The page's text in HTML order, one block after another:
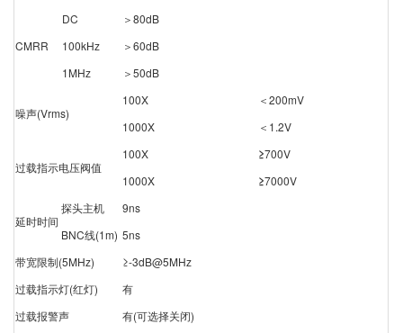
CMRR
DC
＞80dB
100kHz
＞60dB
1MHz
＞50dB
噪声(Vrms)
100X
＜200mV
1000X
＜1.2V
过载指示电压阀值
100X ≥700V
1000X
≥7000V
延时时间
探头主机
9ns
BNC线(1m) 5ns
带宽限制(5MHz)
≥-3dB@5MHz
过载指示灯(红灯)
有
过载报警声
有(可选择关闭)